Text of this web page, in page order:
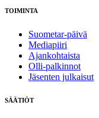
TOIMINTA
Suometar-päivä
Mediapiiri
Ajankohtaista
Olli-palkinnot
Jäsenten julkaisut
SÄÄTIÖT